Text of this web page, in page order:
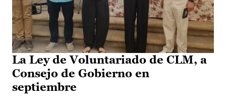
La Ley de Voluntariado de CLM, a
Consejo de Gobierno en
septiembre